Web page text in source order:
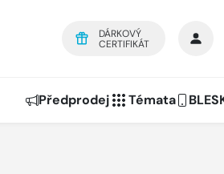
DÁRKOVÝ
CERTIFIKÁT
Předprodej Témata